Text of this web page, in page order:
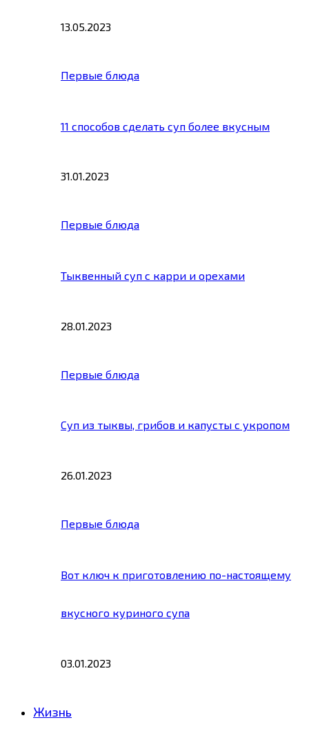
13.05.2023
Первые блюда
11 способов сделать суп более вкусным
31.01.2023
Первые блюда
Тыквенный суп с карри и орехами
28.01.2023
Первые блюда
Суп из тыквы, грибов и капусты с укропом
26.01.2023
Первые блюда
Вот ключ к приготовлению по-настоящему
вкусного куриного супа
03.01.2023
Жизнь